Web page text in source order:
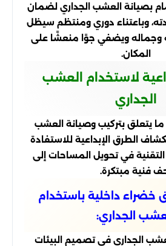
بصيانة العشب الجداري لضمان
وباعتناء دوري ومنتظم سيظل
وجماله ويضفي جوًا منعشًا على
المكان.
لاستخدام العشب
الجداري
يتعلق بتركيب وصيانة العشب
الطرق الإبداعية للاستفادة
في تحويل المساحات إلى
فنية مبتكرة.
داخلية باستخدام
الجداري:
الجداري في تصميم البيئات